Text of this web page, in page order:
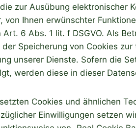
zur Ausübung elektronischer
von Ihnen erwünschter
6 Abs. 1 lit. f DSGVO. Als
Speicherung von Cookies
unserer Dienste. Sofern die
werden diese in dieser
Cookies und ähnlichen
Einwilligungen setzen